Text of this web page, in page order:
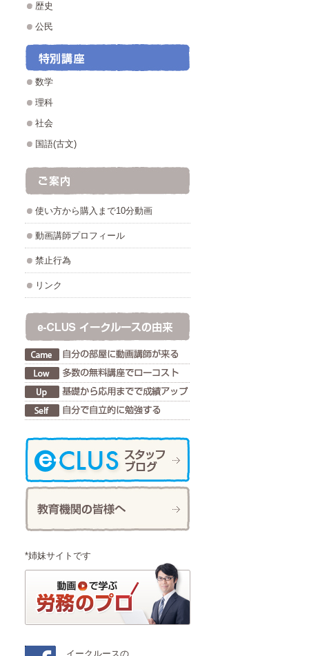
歴史
公民
数学
理科
社会
国語(古文)
使い方から購入まで10分動画
動画講師プロフィール
禁止行為
リンク
*姉妹サイトです
イークルースの